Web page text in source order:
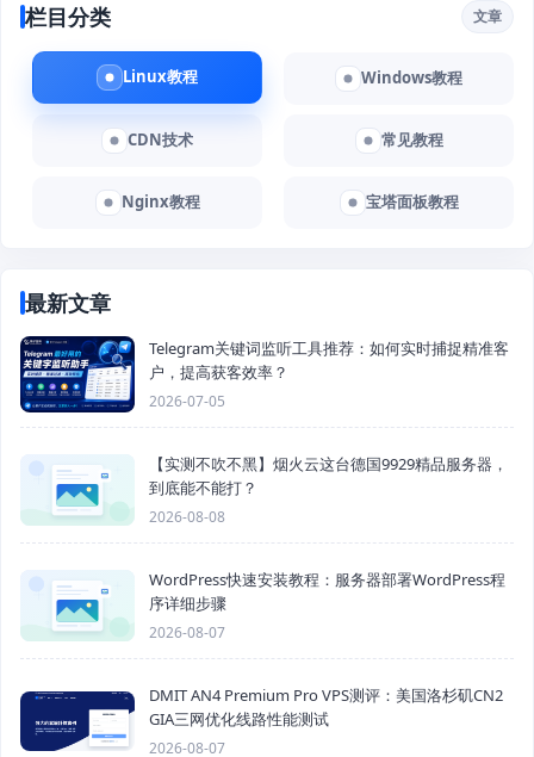
栏目分类 文章
Linux教程 Windows教程
CDN技术 常见教程
Nginx教程 宝塔面板教程
最新文章
Telegram关键词监听工具推荐：如何实时捕捉精准客
户，提高获客效率？
2026-07-05
【实测不吹不黑】烟火云这台德国9929精品服务器，
到底能不能打？
2026-08-08
WordPress快速安装教程：服务器部署WordPress程
序详细步骤
2026-08-07
DMIT AN4 Premium Pro VPS测评：美国洛杉矶CN2
GIA三网优化线路性能测试
2026-08-07